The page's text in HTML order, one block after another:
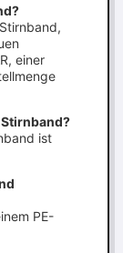
einer
ist
PE-